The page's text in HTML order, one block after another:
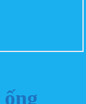
ống